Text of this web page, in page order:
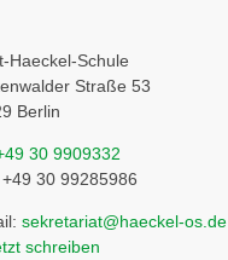
Haeckel-Schule
Straße 53
Berlin
30 9909332
30 99285986
sekretariat@haeckel-os.de
schreiben